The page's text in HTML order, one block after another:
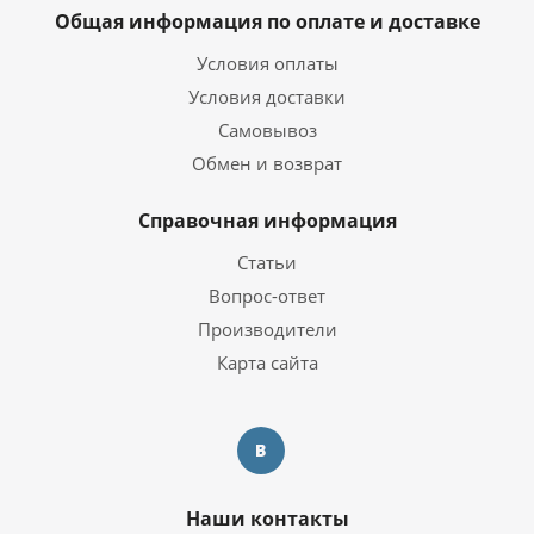
Общая информация по оплате и доставке
Условия оплаты
Условия доставки
Самовывоз
Обмен и возврат
Справочная информация
Статьи
Вопрос-ответ
Производители
Карта сайта
Наши контакты